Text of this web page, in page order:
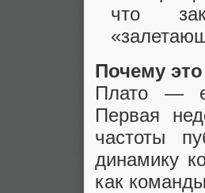
что
Почему
Плато —
Первая
частоты
динамику
как